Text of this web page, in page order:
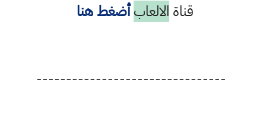
قناة الالعاب أضغط هنا
--------------------------------